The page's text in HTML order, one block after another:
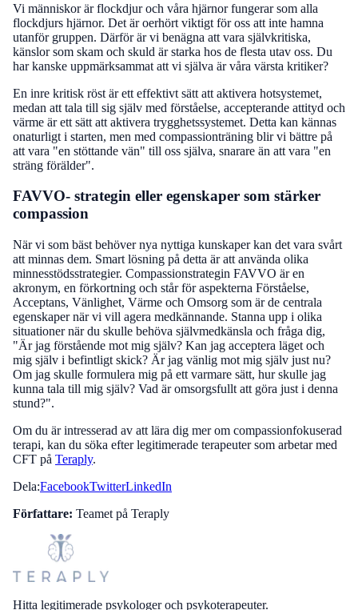
Vi människor är flockdjur och våra hjärnor fungerar som alla
flockdjurs hjärnor. Det är oerhört viktigt för oss att inte hamna
utanför gruppen. Därför är vi benägna att vara självkritiska,
känslor som skam och skuld är starka hos de flesta utav oss. Du
har kanske uppmärksammat att vi själva är våra värsta kritiker?
En inre kritisk röst är ett effektivt sätt att aktivera hotsystemet,
medan att tala till sig själv med förståelse, accepterande attityd och
värme är ett sätt att aktivera trygghetssystemet. Detta kan kännas
onaturligt i starten, men med compassionträning blir vi bättre på
att vara "en stöttande vän" till oss själva, snarare än att vara "en
sträng förälder".
FAVVO- strategin eller egenskaper som stärker
compassion
När vi som bäst behöver nya nyttiga kunskaper kan det vara svårt
att minnas dem. Smart lösning på detta är att använda olika
minnesstödsstrategier. Compassionstrategin FAVVO är en
akronym, en förkortning och står för aspekterna Förståelse,
Acceptans, Vänlighet, Värme och Omsorg som är de centrala
egenskaper när vi vill agera medkännande. Stanna upp i olika
situationer när du skulle behöva självmedkänsla och fråga dig,
"Är jag förstående mot mig själv? Kan jag acceptera läget och
mig själv i befintligt skick? Är jag vänlig mot mig själv just nu?
Om jag skulle formulera mig på ett varmare sätt, hur skulle jag
kunna tala till mig själv? Vad är omsorgsfullt att göra just i denna
stund?".
Om du är intresserad av att lära dig mer om compassionfokuserad
terapi, kan du söka efter legitimerade terapeuter som arbetar med
CFT på Teraply.
Dela:FacebookTwitterLinkedIn
Författare: Teamet på Teraply
Hitta legitimerade psykologer och psykoterapeuter.